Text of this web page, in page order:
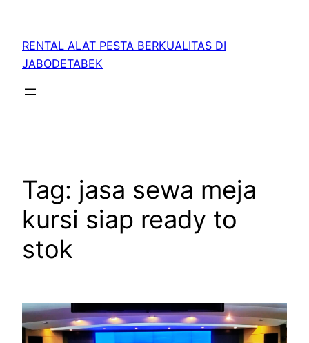
RENTAL ALAT PESTA BERKUALITAS DI
JABODETABEK
Tag: jasa sewa meja
kursi siap ready to
stok